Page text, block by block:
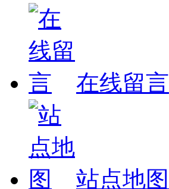
在线留言
站点地图